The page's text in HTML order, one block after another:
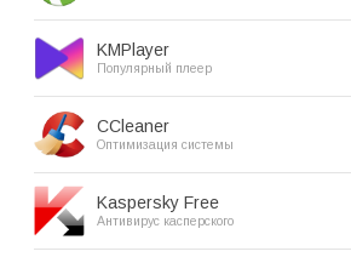
KMPlayer
Популярный плеер
CCleaner
Оптимизация системы
Kaspersky Free
Антивирус касперского